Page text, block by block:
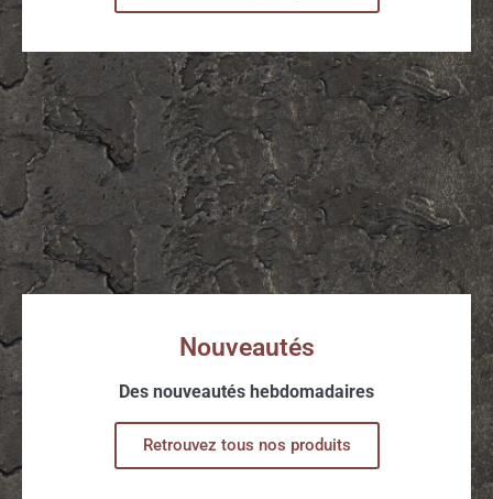
Nouveautés
Des nouveautés hebdomadaires
Retrouvez tous nos produits